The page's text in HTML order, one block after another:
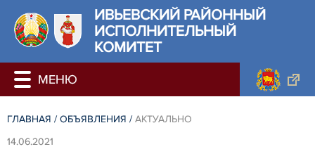
ИВЬЕВСКИЙ РАЙОННЫЙ
ИСПОЛНИТЕЛЬНЫЙ
КОМИТЕТ
ГЛАВНАЯ / ОБЪЯВЛЕНИЯ / АКТУАЛЬНО
14.06.2021